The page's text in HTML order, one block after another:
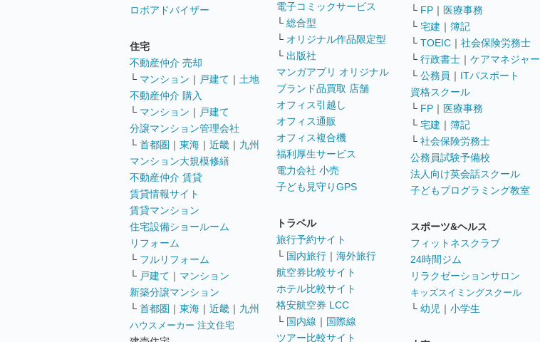
ロボアドバイザー
住宅
不動産仲介 売却
└ マンション ｜ 戸建て ｜ 土地
不動産仲介 購入
└ マンション ｜ 戸建て
分譲マンション管理会社
└ 首都圏 ｜ 東海 ｜ 近畿 ｜ 九州
マンション大規模修繕
不動産仲介 賃貸
賃貸情報サイト
賃貸マンション
住宅設備ショールーム
リフォーム
└ フルリフォーム
└ 戸建て ｜ マンション
新築分譲マンション
└ 首都圏 ｜ 東海 ｜ 近畿 ｜ 九州
ハウスメーカー 注文住宅
電子コミックサービス
└ 総合型
└ オリジナル作品限定型
└ 出版社
マンガアプリ オリジナル
ブランド品買取 店舗
オフィス引越し
オフィス通販
オフィス複合機
福利厚生サービス
電力会社 小売
子ども見守りGPS
トラベル
旅行予約サイト
└ 国内旅行 ｜ 海外旅行
航空券比較サイト
ホテル比較サイト
格安航空券 LCC
└ 国内線 ｜ 国際線
ツアー比較サイト
└ FP ｜ 医療事務
└ 宅建 ｜ 簿記
└ TOEIC ｜ 社会保険労務士
└ 行政書士 ｜ ケアマネジャー
└ 公務員 ｜ ITパスポート
資格スクール
└ FP ｜ 医療事務
└ 宅建 ｜ 簿記
└ 社会保険労務士
公務員試験予備校
法人向け英会話スクール
子どもプログラミング教室
スポーツ&ヘルス
フィットネスクラブ
24時間ジム
リラクゼーションサロン
キッズスイミングスクール
└ 幼児 ｜ 小学生